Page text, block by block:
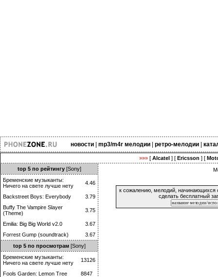
новости| mp3/m4r мелодии| ретро-мелодии|
»»»[ Alcatel] [ Ericsson ] [
top 5 по рейтингу[Sony]
Бременские музыканты:
Ничего на свете лучше нету
4.46
Backstreet Boys: Everybody
3.79
Buffy The Vampire Slayer
(Theme)
3.75
Emilia: Big Big World v2.0
3.67
Forrest Gump (soundtrack)
3.67
top 5 по просмотрам[Sony]
Бременские музыканты:
Ничего на свете лучше нету
13126
Fools Garden: Lemon Tree
8847
к сожалению, мелодий, начинающихся
сделать бесплатный